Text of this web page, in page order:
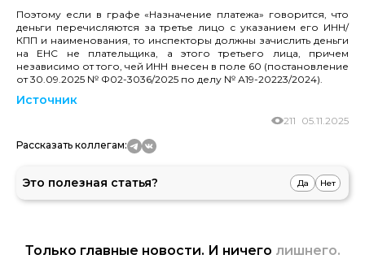
Поэтому если в графе «Назначение платежа» говорится, что
деньги перечисляются за третье лицо с указанием его ИНН/
КПП и наименования, то инспекторы должны зачислить деньги
на ЕНС не плательщика, а этого третьего лица, причем
независимо от того, чей ИНН внесен в поле 60 (постановление
от 30.09.2025 № Ф02-3036/2025 по делу № А19-20223/2024).
Источник
05.11.2025
211
Рассказать коллегам:
Это полезная статья? Да Нет
Только главные новости. И ничего лишнего.